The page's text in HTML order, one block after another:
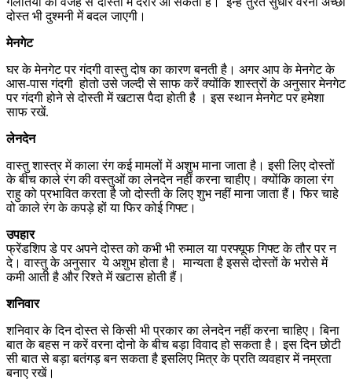
दोस्त भी दुश्मनी में बदल जाएगी।
मेनगेट
घर के मेनगेट पर गंदगी वास्तु दोष का कारण बनती है। अगर आप के मेनगेट के
आस-पास गंदगी होतो उसे जल्दी से साफ करें क्योंकि शास्त्रों के अनुसार मेनगेट
पर गंदगी होने से दोस्ती में खटास पैदा होती है । इस स्थान मेनगेट पर हमेशा
साफ रखें.
लेनदेन
वास्तु शास्त्र में काला रंग कई मामलों में अशुभ माना जाता है। इसी लिए दोस्तों
के बीच काले रंग की वस्तुओं का लेनदेन नहीं करना चाहीए। क्योंकि काला रंग
राहु को प्रभावित करता है जो दोस्ती के लिए शुभ नहीं माना जाता हैं। फिर चाहे
वो काले रंग के कपड़े हों या फिर कोई गिफ्ट।
उपहार
फ्रेंडशिप डे पर अपने दोस्त को कभी भी रुमाल या परफ्यूफ गिफ्ट के तौर पर न
दे। वास्तु के अनुसार ये अशुभ होता है। मान्यता है इससे दोस्तों के भरोसे में
कमी आती है और रिश्ते में खटास होती हैं।
शनिवार
शनिवार के दिन दोस्त से किसी भी प्रकार का लेनदेन नहीं करना चाहिए। बिना
बात के बहस न करें वरना दोनो के बीच बड़ा विवाद हो सकता है। इस दिन छोटी
सी बात से बड़ा बतंगड़ बन सकता है इसलिए मित्र के प्रति व्यवहार में नम्रता
बनाए रखें।